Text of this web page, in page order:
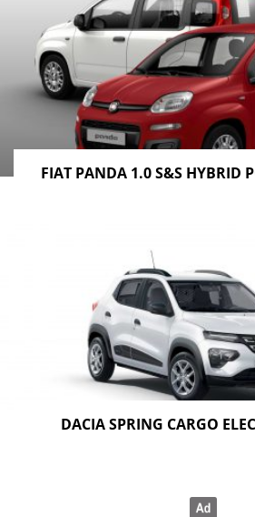
FIAT PANDA 1.0 S&S HYBRID
DACIA SPRING CARGO